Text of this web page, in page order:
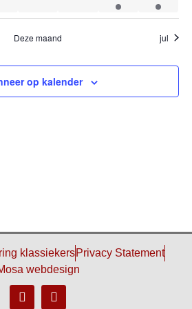
Deze maand jul
op kalender
klassiekersPrivacy Statement
webdesign